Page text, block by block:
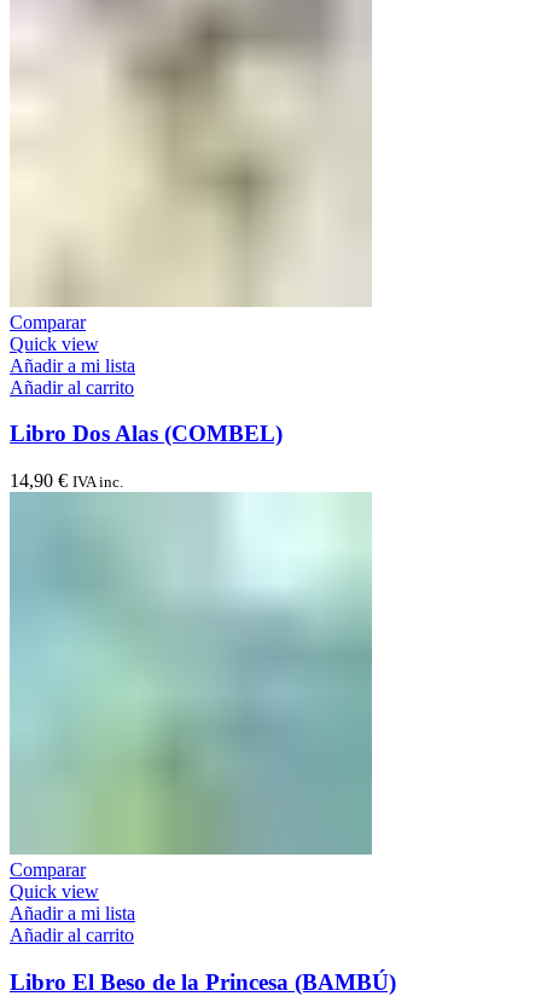
Comparar
Quick view
Añadir a mi lista
Añadir al carrito
Libro Dos Alas (COMBEL)
14,90 € IVA inc.
Comparar
Quick view
Añadir a mi lista
Añadir al carrito
Libro El Beso de la Princesa (BAMBÚ)